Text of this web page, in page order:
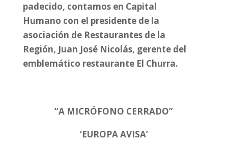
padecido, contamos en Capital
Humano con el presidente de la
asociación de Restaurantes de la
Región, Juan José Nicolás, gerente del
emblemático restaurante El Churra.
“A MICRÓFONO CERRADO”
‘EUROPA AVISA’